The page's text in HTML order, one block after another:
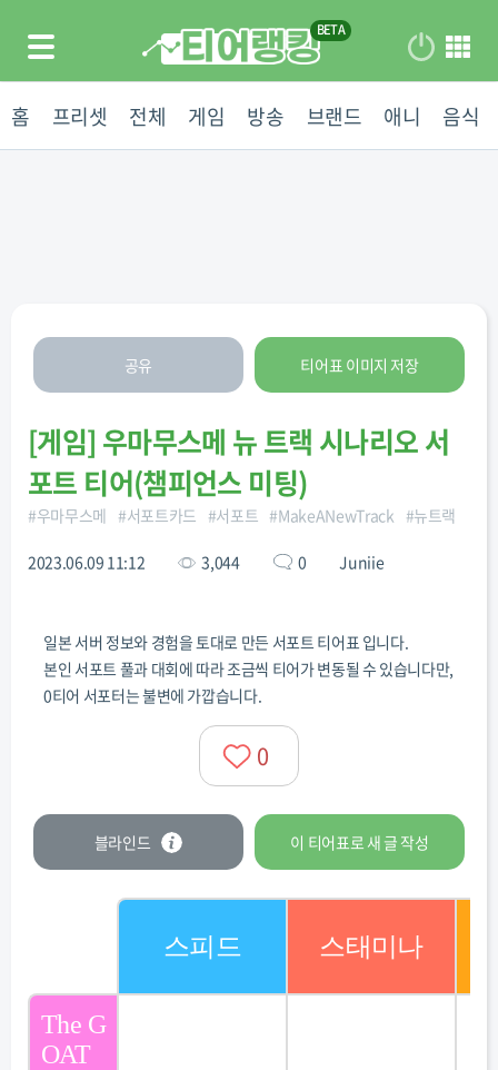
홈 프리셋 전체 게임 방송 브랜드 애니 음식
공유 티어표 이미지 저장
[게임] 우마무스메 뉴 트랙 시나리오 서
포트 티어(챔피언스 미팅)
#우마무스메 #서포트카드 #서포트 #MakeANewTrack #뉴트랙
2023.06.09 11:12 3,044 0 Juniie
일본 서버 정보와 경험을 토대로 만든 서포트 티어표 입니다.
본인 서포트 풀과 대회에 따라 조금씩 티어가 변동될 수 있습니다만,
0티어 서포터는 불변에 가깝습니다.
0
블라인드 이 티어표로 새 글 작성
The G
OAT
스피드 스태미나